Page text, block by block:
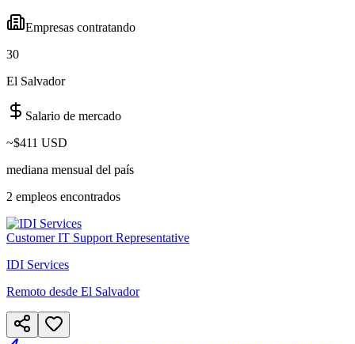
Empresas contratando
30
El Salvador
Salario de mercado
~$411 USD
mediana mensual del país
2 empleos encontrados
Customer IT Support Representative
IDI Services
Remoto desde El Salvador